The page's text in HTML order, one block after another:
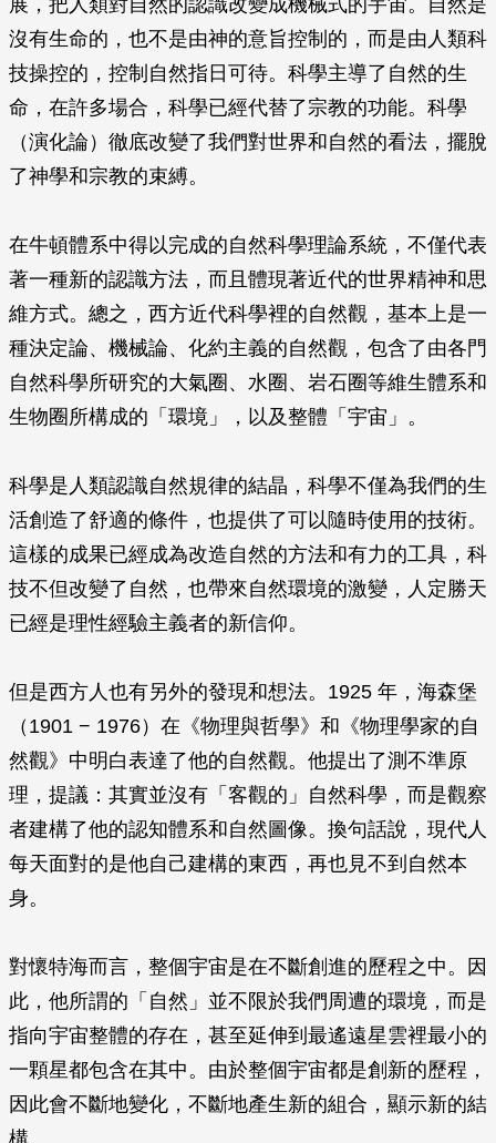
展，把人類對自然的認識改變成機械式的宇宙。自然是
沒有生命的，也不是由神的意旨控制的，而是由人類科
技操控的，控制自然指日可待。科學主導了自然的生
命，在許多場合，科學已經代替了宗教的功能。科學
（演化論）徹底改變了我們對世界和自然的看法，擺脫
了神學和宗教的束縛。
在牛頓體系中得以完成的自然科學理論系統，不僅代表
著一種新的認識方法，而且體現著近代的世界精神和思
維方式。總之，西方近代科學裡的自然觀，基本上是一
種決定論、機械論、化約主義的自然觀，包含了由各門
自然科學所研究的大氣圈、水圈、岩石圈等維生體系和
生物圈所構成的「環境」，以及整體「宇宙」。
科學是人類認識自然規律的結晶，科學不僅為我們的生
活創造了舒適的條件，也提供了可以隨時使用的技術。
這樣的成果已經成為改造自然的方法和有力的工具，科
技不但改變了自然，也帶來自然環境的激變，人定勝天
已經是理性經驗主義者的新信仰。
但是西方人也有另外的發現和想法。1925 年，海森堡
（1901 − 1976）在《物理與哲學》和《物理學家的自
然觀》中明白表達了他的自然觀。他提出了測不準原
理，提議：其實並沒有「客觀的」自然科學，而是觀察
者建構了他的認知體系和自然圖像。換句話說，現代人
每天面對的是他自己建構的東西，再也見不到自然本
身。
對懷特海而言，整個宇宙是在不斷創進的歷程之中。因
此，他所謂的「自然」並不限於我們周遭的環境，而是
指向宇宙整體的存在，甚至延伸到最遙遠星雲裡最小的
一顆星都包含在其中。由於整個宇宙都是創新的歷程，
因此會不斷地變化，不斷地產生新的組合，顯示新的結
構。